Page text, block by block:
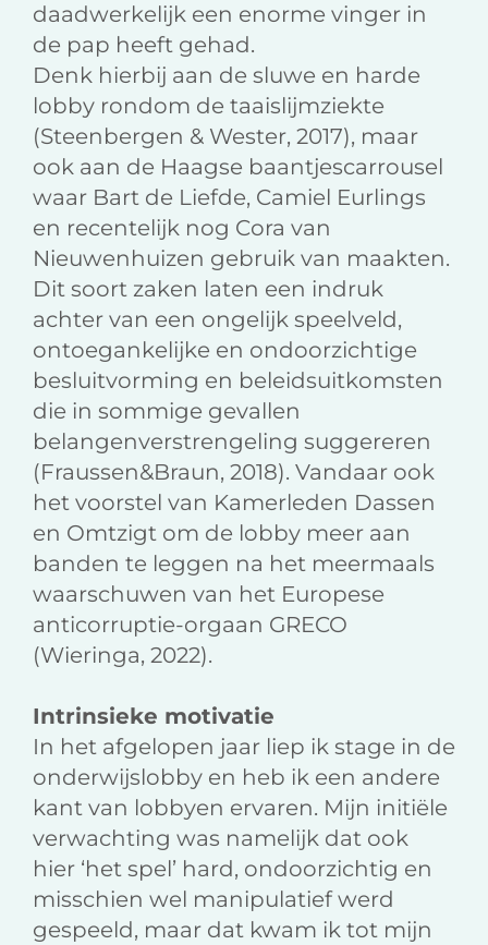
daadwerkelijk een enorme vinger in
de pap heeft gehad.
Denk hierbij aan de sluwe en harde
lobby rondom de taaislijmziekte
(Steenbergen & Wester, 2017), maar
ook aan de Haagse baantjescarrousel
waar Bart de Liefde, Camiel Eurlings
en recentelijk nog Cora van
Nieuwenhuizen gebruik van maakten.
Dit soort zaken laten een indruk
achter van een ongelijk speelveld,
ontoegankelijke en ondoorzichtige
besluitvorming en beleidsuitkomsten
die in sommige gevallen
belangenverstrengeling suggereren
(Fraussen&Braun, 2018). Vandaar ook
het voorstel van Kamerleden Dassen
en Omtzigt om de lobby meer aan
banden te leggen na het meermaals
waarschuwen van het Europese
anticorruptie-orgaan GRECO
(Wieringa, 2022).
Intrinsieke motivatie
In het afgelopen jaar liep ik stage in de
onderwijslobby en heb ik een andere
kant van lobbyen ervaren. Mijn initiële
verwachting was namelijk dat ook
hier ‘het spel’ hard, ondoorzichtig en
misschien wel manipulatief werd
gespeeld, maar dat kwam ik tot mijn